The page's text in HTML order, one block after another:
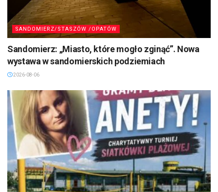
SANDOMIERZ/STASZÓW /OPATÓW
Sandomierz: „Miasto, które mogło zginąć”. Nowa
wystawa w sandomierskich podziemiach
2026-08-06